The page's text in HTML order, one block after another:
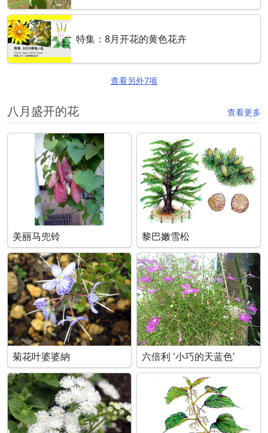
特集：8月开花的黄色花卉
查看另外7项
八月盛开的花 查看更多
美丽马兜铃 黎巴嫩雪松
菊花叶婆婆納 六倍利 '小巧的天蓝色'